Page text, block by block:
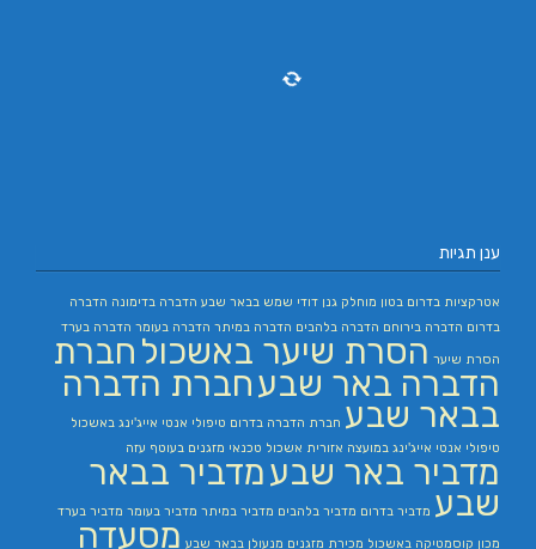
ענן תגיות
אטרקציות בדרום בטון מוחלק גנן דודי שמש בבאר שבע הדברה בדימונה הדברה
בדרום הדברה בירוחם הדברה בלהבים הדברה במיתר הדברה בעומר הדברה בערד
הסרת שיער הסרת שיער באשכול חברת
הדברה באר שבעחברת הדברה
בבאר שבע חברת הדברה בדרום טיפולי אנטי אייג'ינג באשכול
טיפולי אנטי אייג'ינג במועצה אזורית אשכול טכנאי מזגנים בעוטף עזה
מדביר באר שבעמדביר בבאר
שבע מדביר בדרום מדביר בלהבים מדביר במיתר מדביר בעומר מדביר בערד
מכון קוסמטיקה באשכול מכירת מזגנים מנעולן בבאר שבע מסעדה